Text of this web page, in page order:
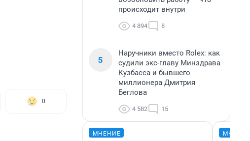
0
происходит внутри
4 894 8
5
Наручники вместо Rolex: как
судили экс-главу Минздрава
Кузбасса и бывшего
миллионера Дмитрия
Беглова
4 582 15
МНЕНИЕ